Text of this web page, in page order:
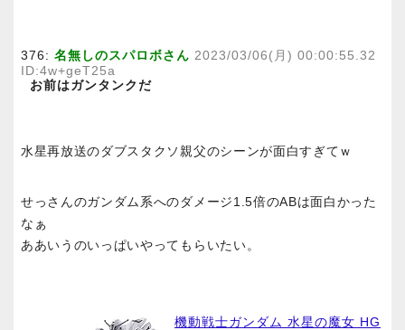
376: 名無しのスパロボさん 2023/03/06(月) 00:00:55.32
ID:4w+geT25a
お前はガンタンクだ
水星再放送のダブスタクソ親父のシーンが面白すぎてｗ
せっさんのガンダム系へのダメージ1.5倍のABは面白かった
なぁ
ああいうのいっぱいやってもらいたい。
機動戦士ガンダム 水星の魔女 HG